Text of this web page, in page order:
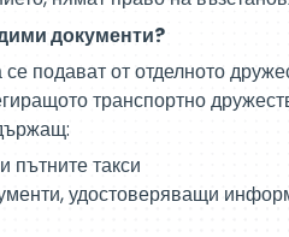
документи?
подават от отделното
транспортно
пътните такси
удостоверяващи